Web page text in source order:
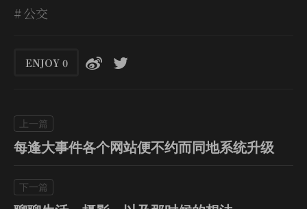
公交
ENJOY 0
每逢大事件各个网站便不约而同地系统升级